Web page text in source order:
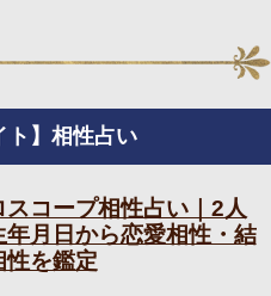
ト】相性占い
スコープ相性占い｜2人
年月日から恋愛相性・結
性を鑑定